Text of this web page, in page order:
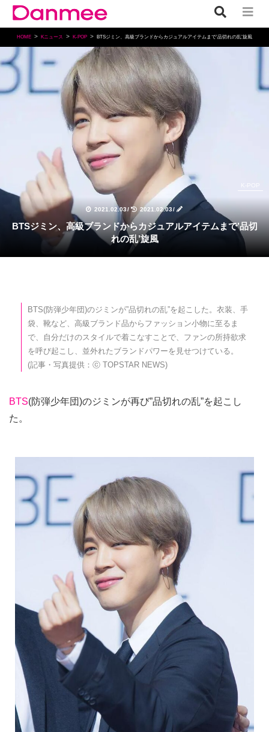
HOME Kニュース K-POP BTSジミン、高級ブランドからカジュアルアイテムまで’品切れの乱’旋風
2021.02.03/ 2021.02.03/
K-POP
BTSジミン、高級ブランドからカジュアルアイテムまで’品切
れの乱’旋風
BTS(防弾少年団)のジミンが”品切れの乱”を起こした。衣装、手
袋、靴など、高級ブランド品からファッション小物に至るま
で、自分だけのスタイルで着こなすことで、ファンの所持欲求
を呼び起こし、並外れたブランドパワーを見せつけている。
(記事・写真提供：ⓒ TOPSTAR NEWS)
BTS(防弾少年団)のジミンが再び”品切れの乱”を起こし
た。